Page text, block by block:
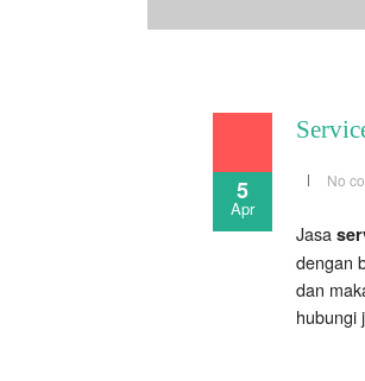
5
Apr
No
Jasa
dengan
dan
hubungi